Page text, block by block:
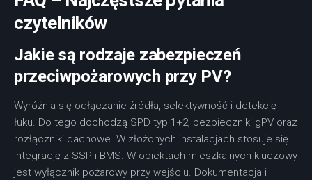
czytelników
Jakie są rodzaje zabezpieczeń
przeciwpożarowych przy PV?
Wyróżnia się odłączanie źródła, selektywność i detekcję
łuku. Do tego dochodzą SPD typ 1+2, bezpieczniki gPV oraz
rozłączniki dachowe. W złożonych instalacjach stosuje się
integrację z SSP i BMS. W obiektach mieszkalnych kluczowy
jest wyłącznik pożarowy przy wejściu. Dokumentacja i